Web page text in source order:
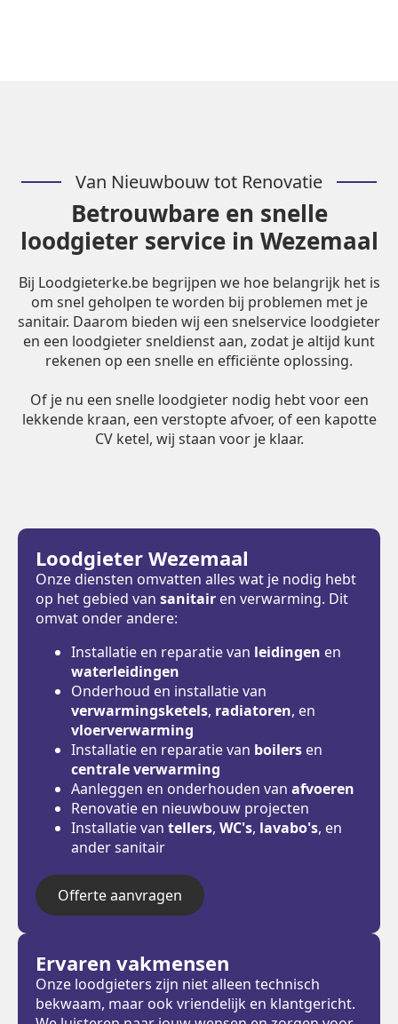
Van Nieuwbouw tot Renovatie
Betrouwbare en snelle
loodgieter service in Wezemaal
Bij Loodgieterke.be begrijpen we hoe belangrijk het is
om snel geholpen te worden bij problemen met je
sanitair. Daarom bieden wij een snelservice loodgieter
en een loodgieter sneldienst aan, zodat je altijd kunt
rekenen op een snelle en efficiënte oplossing.
Of je nu een snelle loodgieter nodig hebt voor een
lekkende kraan, een verstopte afvoer, of een kapotte
CV ketel, wij staan voor je klaar.
Loodgieter Wezemaal
Onze diensten omvatten alles wat je nodig hebt
op het gebied van sanitair en verwarming. Dit
omvat onder andere:
Installatie en reparatie van leidingen en
waterleidingen
Onderhoud en installatie van
verwarmingsketels, radiatoren, en
vloerverwarming
Installatie en reparatie van boilers en
centrale verwarming
Aanleggen en onderhouden van afvoeren
Renovatie en nieuwbouw projecten
Installatie van tellers, WC's, lavabo's, en
ander sanitair
Offerte aanvragen
Ervaren vakmensen
Onze loodgieters zijn niet alleen technisch
bekwaam, maar ook vriendelijk en klantgericht.